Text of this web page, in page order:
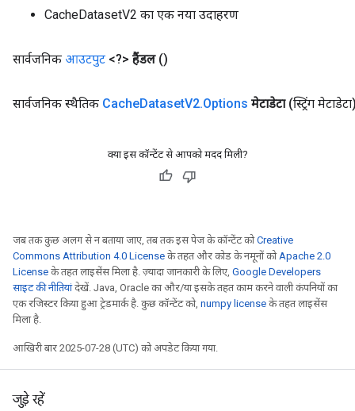
CacheDatasetV2 का एक नया उदाहरण
सार्वजनिक आउटपुट <?> हैंडल ()
सार्वजनिक स्थैतिक CacheDatasetV2.Options मेटाडेटा (स्ट्रिंग
क्या इस कॉन्टेंट से आपको मदद मिली?
जब तक कुछ अलग से न बताया जाए, तब तक इस पेज के कॉन्टेंट कोCreative
Commons Attribution 4.0 License के तहत और कोड के नमूनों कोApache 2.0
License के तहत लाइसेंस मिला है. ज़्यादा जानकारी के लिए, Google Developers
साइट की नीतियांदेखें. Java, Oracle का और/या इसके तहत काम करने वाली कंपनियों का
एक रजिस्टर किया हुआ ट्रेडमार्क है. कुछ कॉन्टेंट को, numpy license के तहत लाइसेंस
मिला है.
आखिरी बार 2025-07-28 (UTC) को अपडेट किया गया.
जुड़े रहें